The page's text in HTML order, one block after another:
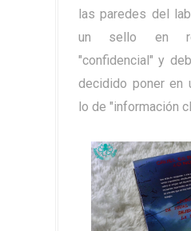
las paredes del
un sello en
"confidencial" y
decidido poner en
lo de "información